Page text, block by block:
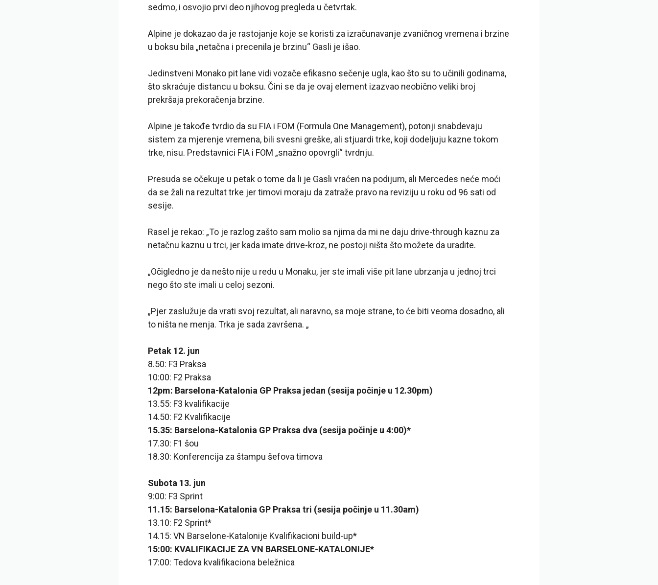
sedmo, i osvojio prvi deo njihovog pregleda u četvrtak.
Alpine je dokazao da je rastojanje koje se koristi za izračunavanje zvaničnog vremena i brzine
u boksu bila „netačna i precenila je brzinu“ Gasli je išao.
Jedinstveni Monako pit lane vidi vozače efikasno sečenje ugla, kao što su to učinili godinama,
što skraćuje distancu u boksu. Čini se da je ovaj element izazvao neobično veliki broj
prekršaja prekoračenja brzine.
Alpine je takođe tvrdio da su FIA i FOM (Formula One Management), potonji snabdevaju
sistem za mjerenje vremena, bili svesni greške, ali stjuardi trke, koji dodeljuju kazne tokom
trke, nisu. Predstavnici FIA i FOM „snažno opovrgli“ tvrdnju.
Presuda se očekuje u petak o tome da li je Gasli vraćen na podijum, ali Mercedes neće moći
da se žali na rezultat trke jer timovi moraju da zatraže pravo na reviziju u roku od 96 sati od
sesije.
Rasel je rekao: „To je razlog zašto sam molio sa njima da mi ne daju drive-through kaznu za
netačnu kaznu u trci, jer kada imate drive-kroz, ne postoji ništa što možete da uradite.
„Očigledno je da nešto nije u redu u Monaku, jer ste imali više pit lane ubrzanja u jednoj trci
nego što ste imali u celoj sezoni.
„Pjer zaslužuje da vrati svoj rezultat, ali naravno, sa moje strane, to će biti veoma dosadno, ali
to ništa ne menja. Trka je sada završena. „
Petak 12. jun
8.50: F3 Praksa
10:00: F2 Praksa
12pm: Barselona-Katalonia GP Praksa jedan (sesija počinje u 12.30pm)
13.55: F3 kvalifikacije
14.50: F2 Kvalifikacije
15.35: Barselona-Katalonia GP Praksa dva (sesija počinje u 4:00)*
17.30: F1 šou
18.30: Konferencija za štampu šefova timova
Subota 13. jun
9:00: F3 Sprint
11.15: Barselona-Katalonia GP Praksa tri (sesija počinje u 11.30am)
13.10: F2 Sprint*
14.15: VN Barselone-Katalonije Kvalifikacioni build-up*
15:00: KVALIFIKACIJE ZA VN BARSELONE-KATALONIJE*
17:00: Tedova kvalifikaciona beležnica